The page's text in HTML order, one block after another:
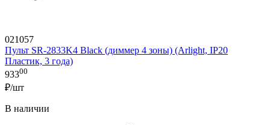
021057
Пульт SR-2833K4 Black (диммер 4 зоны) (Arlight, IP20
Пластик, 3 года)
93300
₽/шт
В наличии